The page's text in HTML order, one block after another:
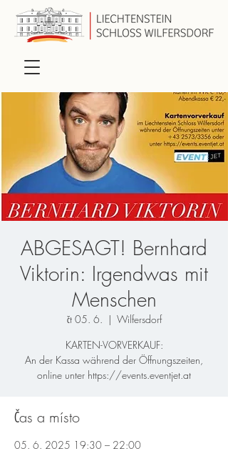
ABGESAGT! Bernhard
Viktorin: Irgendwas mit
Menschen
čt 05. 6.
  |
Wilfersdorf
KARTEN-VORVERKAUF:
An der Kassa während der Öffnungszeiten,
online unter https://events.eventjet.at
Čas a místo
05. 6. 2025 19:30 – 22:00